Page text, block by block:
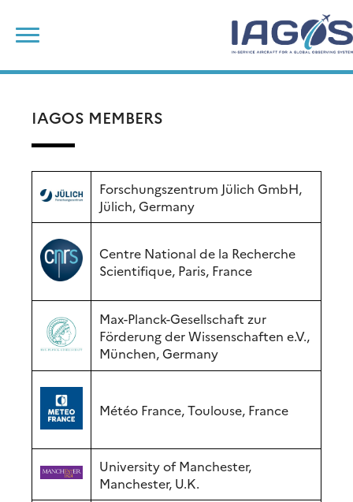
content
IAGOS MEMBERS
Forschungszentrum Jülich GmbH,
Jülich, Germany
Centre National de la Recherche
Scientifique, Paris, France
Max-Planck-Gesellschaft zur
Förderung der Wissenschaften e.V.,
München, Germany
Météo France, Toulouse, France
University of Manchester,
Manchester, U.K.
for: